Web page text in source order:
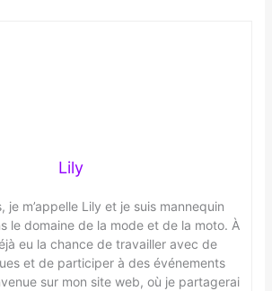
Lily
je m’appelle Lily et je suis mannequin
le domaine de la mode et de la moto. À
eu la chance de travailler avec de
et de participer à des événements
sur mon site web, où je partagerai